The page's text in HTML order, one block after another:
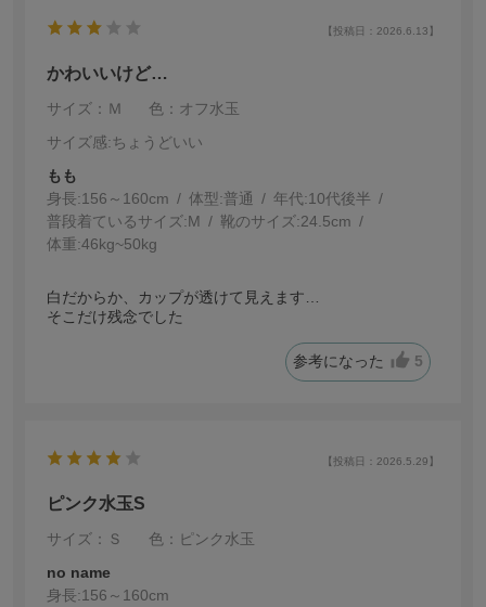
【投稿日：2026.6.13】
かわいいけど…
サイズ：Ｍ
色：オフ水玉
サイズ感:ちょうどいい
もも
身長:156～160cm 体型:普通 年代:10代後半
普段着ているサイズ:M 靴のサイズ:24.5cm
体重:46kg~50kg
白だからか、カップが透けて見えます…
そこだけ残念でした
参考になった 5
【投稿日：2026.5.29】
ピンク水玉S
サイズ：Ｓ
色：ピンク水玉
no name
身長:156～160cm